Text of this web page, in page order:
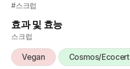
#스크럽
효과 및 효능
스크럽
Vegan Cosmos/Ecocert